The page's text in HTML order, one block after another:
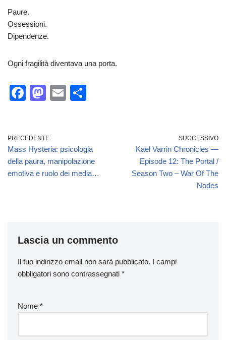
Paure.
Ossessioni.
Dipendenze.
Ogni fragilità diventava una porta.
F
e
b
o
M
o
d
o
E
vi
di
PRECEDENTE
Mass Hysteria: psicologia
della paura, manipolazione
emotiva e ruolo dei media…
SUCCESSIVO
Kael Varrin Chronicles —
Episode 12: The Portal /
Season Two – War Of The
Nodes
Lascia un commento
Il tuo indirizzo email non sarà pubblicato. I campi
obbligatori sono contrassegnati *
Nome *